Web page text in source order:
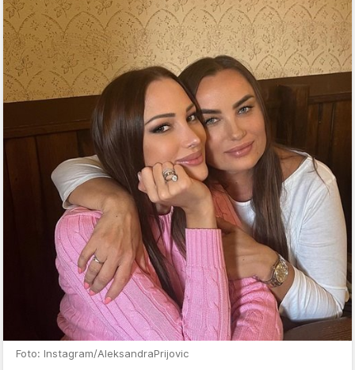
Foto: Instagram/AleksandraPrijovic